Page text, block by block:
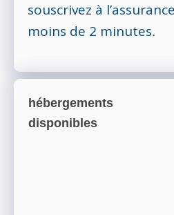
souscrivez à
moins de 2 minutes.
hébergements
disponibles